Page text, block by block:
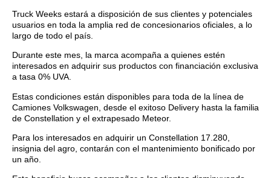
Truck Weeks estará a disposición de sus clientes y potenciales
usuarios en toda la amplia red de concesionarios oficiales, a lo
largo de todo el país.
Durante este mes, la marca acompaña a quienes estén
interesados en adquirir sus productos con financiación exclusiva
a tasa 0% UVA.
Estas condiciones están disponibles para toda de la línea de
Camiones Volkswagen, desde el exitoso Delivery hasta la familia
de Constellation y el extrapesado Meteor.
Para los interesados en adquirir un Constellation 17.280,
insignia del agro, contarán con el mantenimiento bonificado por
un año.